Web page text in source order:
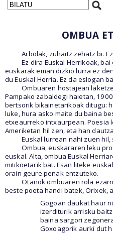
OMBUA
Arbolak, zuhaitz zehatz bi.
Ez dira Euskal Herrikoak,
euskarak eman dizkio lurra ez
du Euskal Herria. Ez da eslogan
Ombuaren hostajean
Pampako zabaldegi haietan,
bertsorik bikainetarikoak ditugu:
luke, hura asko maite du baina
etxeaurreko intxaurpean. Poesia
Ameriketan hil zen, eta han
Euskal lurrean nahi zuen
Ombua, euskararen leku
euskal. Alta, ombua Euskal
mitikoetarik bat. Esan liteke
orain geure penak entzuteko.
Otañok ombuaren rola
beste poeta handi batek, Orixek,
Gogoan daukat haur
izerditurik arrisku
baina sargori
Goxoagorik aurki dut